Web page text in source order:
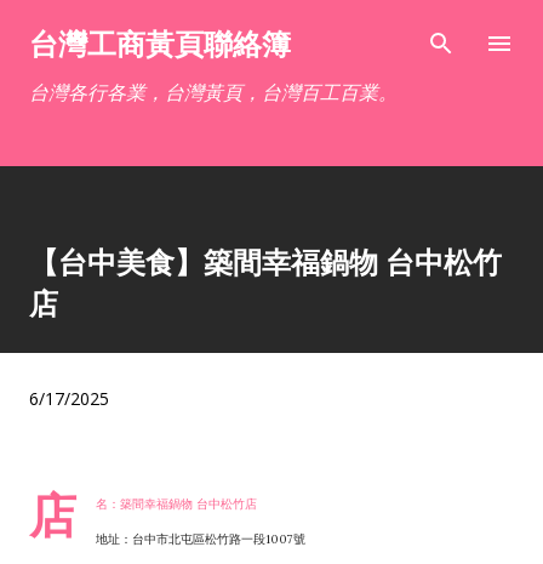
跳到主要內容
台灣工商黃頁聯絡簿
台灣各行各業，台灣黃頁，台灣百工百業。
【台中美食】築間幸福鍋物 台中松竹
店
6/17/2025
店 名：築間幸福鍋物 台中松竹店
地址：台中市北屯區松竹路一段1007號